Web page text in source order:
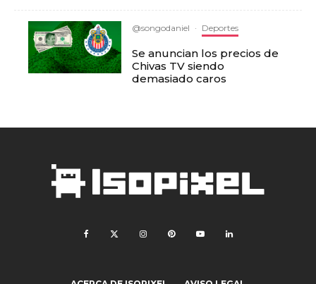
@songodaniel · Deportes
Se anuncian los precios de
Chivas TV siendo
demasiado caros